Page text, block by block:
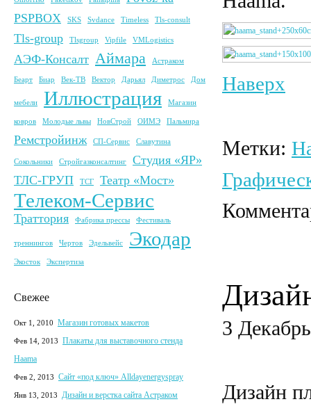
PSPBOX
SKS Svdance Timeless Tls-consult
Tls-group Tlsgroup Vipfile VMLogistics
АЭФ-Консалт Аймара Астраком
Беарт Биар Век-ТВ Вектор Дарьял Диметрос Дом
мебели Иллюстрация Магазин
ковров Молодые львы НовСтрой ОИМЭ Пальмира
Ремстройинж СП-Сервис Славутина
Сокольники Стройгазконсалтинг
Студия «ЯР»
ТЛС-ГРУП
ТСГ Театр «Мост»
Телеком-Сервис
Траттория Фабрика прессы Фестиваль
треннингов Чертов Эдельвейс Экодар
Экосток Экспертиза
Свежее
Окт 1, 2010 Магазин готовых макетов
Фев 14, 2013 Плакаты для выставочного стенда
Haama
Фев 2, 2013 Сайт «под ключ» Alldayenergyspray
Янв 13, 2013 Дизайн и верстка сайта Астраком
Наверх
Метки:
3
Дизайн